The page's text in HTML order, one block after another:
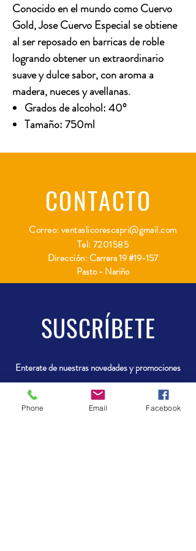
Conocido en el mundo como Cuervo
Gold, Jose Cuervo Especial se obtiene
al ser reposado en barricas de roble
logrando obtener un extraordinario
suave y dulce sabor, con aroma a
madera, nueces y avellanas.
Grados de alcohol: 40°
Tamaño: 750ml
CONTACTO
Correo:ventaslicorescapri@gmail.com
Tel:7201585
Dirección:Carrera 19 #19-157
Pasto - Nariño
SUSCRÍBETE
Enterate de nuestras novedades y promociones
Phone Email Facebook